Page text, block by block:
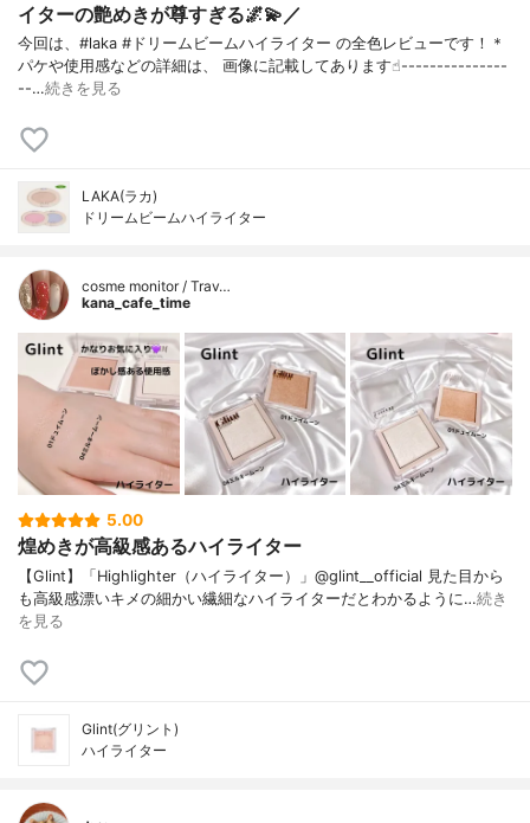
イターの艶めきが尊すぎる🌌💫／
今回は、#laka #ドリームビームハイライター の全色レビューです！＊
パケや使用感などの詳細は、 画像に記載してあります☝︎---------------
--…続きを見る
LAKA(ラカ)
ドリームビームハイライター
cosme monitor / Trav…
kana_cafe_time
5.00
煌めきが高級感あるハイライター
【Glint】「Highlighter（ハイライター）」@glint__official 見た目から
も高級感漂いキメの細かい繊細なハイライターだとわかるように…続き
を見る
Glint(グリント)
ハイライター